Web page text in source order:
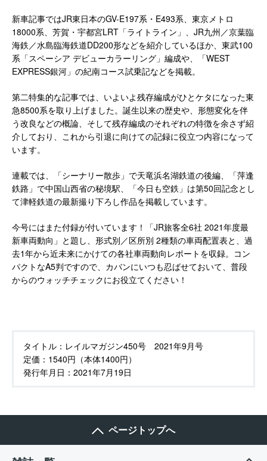
新車記事ではJR東日本のGV-E197系・E493系、東京メトロ
18000系、芳賀・宇都宮LRT「ライトライン」、JR九州／京葉臨
海鉄／水島臨海鉄道DD200形などを紹介しているほか、東武100
系「スペーシア デビューカラーリング」編成や、「WEST
EXPRESS銀河」の紀南コース試乗記などを掲載。
第二特集的な記事では、いよいよ残存編成がひとケタになった東
急8500系を取り上げました。誕生以来の歴史や、形態変化を伴
う改良などの概論、そして残存編成のそれぞれの特徴を余さず紹
介しており、これから引退に向けての記録に役立つ内容になって
います。
連載では、「シーナリー散歩」で天竜浜名湖鉄道の後編、「萍逢
鉄路」で中国山西省の秘境駅、「今日も空鉄」は第50回記念とし
て津軽鉄道の最新撮り下ろし作品を掲載しています。
今号にはまた付録が付いています！「JR旅客全6社 2021年度最
新車両動向」と題し、形式別／区所別 2種類の車両配置表と、過
去1年から近未来にかけての各社車両動向レポートを収録。コン
パクトなA5判ですので、カバンにいつも忍ばせておいて、普段
からのウォッチチェックにお役立てください！
タイトル： レイルマガジン450号 2021年9月号
定価： 1540円（本体1400円）
発行年月日： 2021年7月19日
ページトップへ